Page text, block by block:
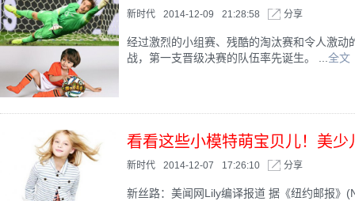
新时代 2014-12-09 21:28:58 分享
经过激烈的小组赛、残酷的淘汰赛和令人激
战，第一支晋级决赛的队伍率先诞生。 ... 全文
看看这些小模特萌宝贝儿！美少
新时代 2014-12-07 17:26:10 分享
新丝路：美闻网Lily编译报道 据《纽约邮报》